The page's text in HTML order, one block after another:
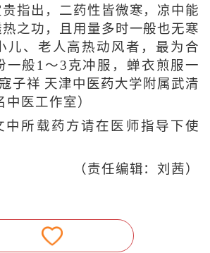
指出，二药性皆微寒，凉中能
之功，且用量多时一般也无寒
儿、老人高热动风者，最为合
一般1～3克冲服，蝉衣煎服一
子祥 天津中医药大学附属武清
医工作室）
中所载药方请在医师指导下使
（责任编辑：刘茜）